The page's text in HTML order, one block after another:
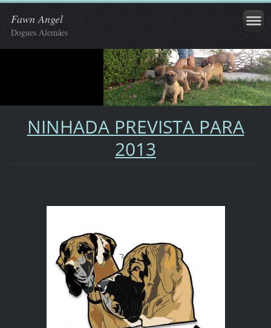
Fawn Angel
Dogues Alemães
NINHADA PREVISTA PARA
2013